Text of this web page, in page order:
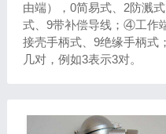
由端），0简易式、2防溅
式、9带补偿导线；④工作
接壳手柄式、9绝缘手柄
几对，例如3表示3对。